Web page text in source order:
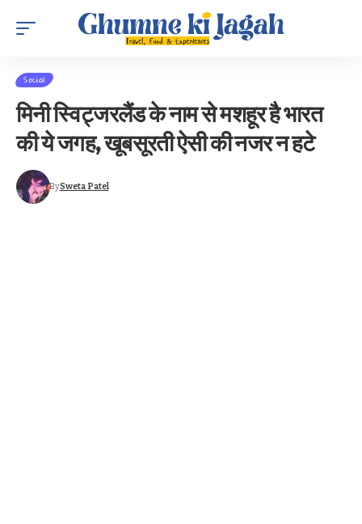
Social
मिनी स्विट्जरलैंड के नाम से मशहूर है भारत
की ये जगह, खूबसूरती ऐसी की नजर न हटे
BySweta Patel